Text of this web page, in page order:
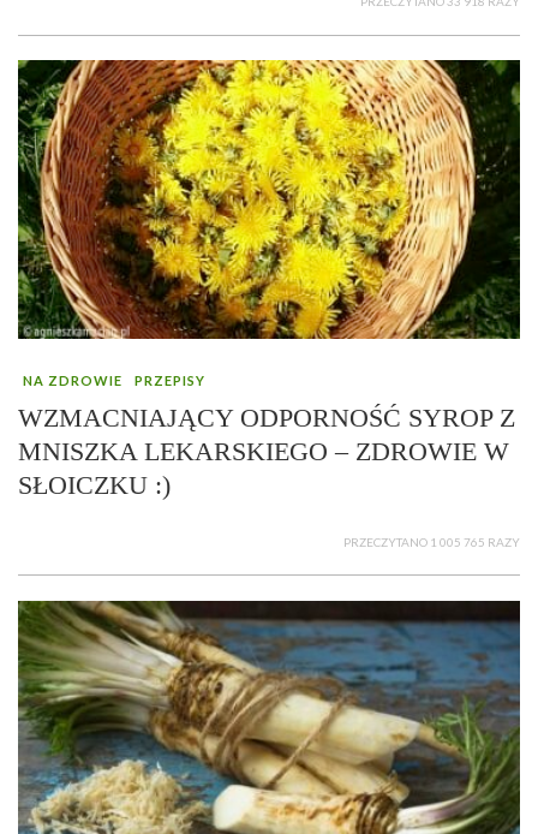
NA ZDROWIE PRZEPISY
WZMACNIAJĄCY ODPORNOŚĆ SYROP Z
MNISZKA LEKARSKIEGO – ZDROWIE W
SŁOICZKU :)
PRZECZYTANO 1 005 765 RAZY